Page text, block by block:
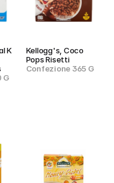
K
G
Kellogg's, Coco
Pops Risetti
Confezione 365 G